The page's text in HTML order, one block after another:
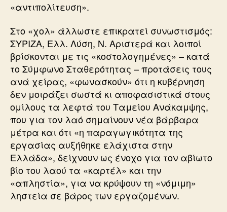
«αντιπολίτευση».
Στο «χολ» άλλωστε επικρατεί συνωστισμός:
ΣΥΡΙΖΑ, Ελλ. Λύση, Ν. Αριστερά και λοιποί
βρίσκονται με τις «κοστολογημένες» – κατά
το Σύμφωνο Σταθερότητας – προτάσεις τους
ανά χείρας, «φωνασκούν» ότι η κυβέρνηση
δεν μοιράζει σωστά κι αποφασιστικά στους
ομίλους τα λεφτά του Ταμείου Ανάκαμψης,
που για τον λαό σημαίνουν νέα βάρβαρα
μέτρα και ότι «η παραγωγικότητα της
εργασίας αυξήθηκε ελάχιστα στην
Ελλάδα», δείχνουν ως ένοχο για τον αβίωτο
βίο του λαού τα «καρτέλ» και την
«απληστία», για να κρύψουν τη «νόμιμη»
ληστεία σε βάρος των εργαζομένων.